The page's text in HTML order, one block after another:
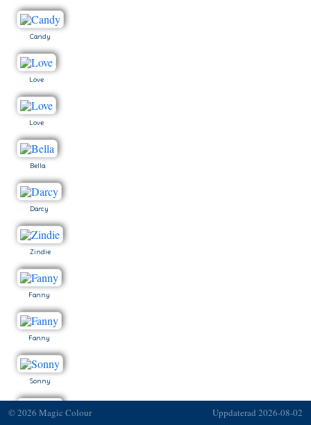
Candy
Love
Love
Bella
Darcy
Zindie
Fanny
Fanny
Sonny
© 2026 Magic Colour Uppdaterad 2026-08-02